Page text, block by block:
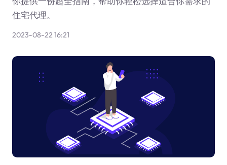
住宅代理。
2023-08-22 16:21